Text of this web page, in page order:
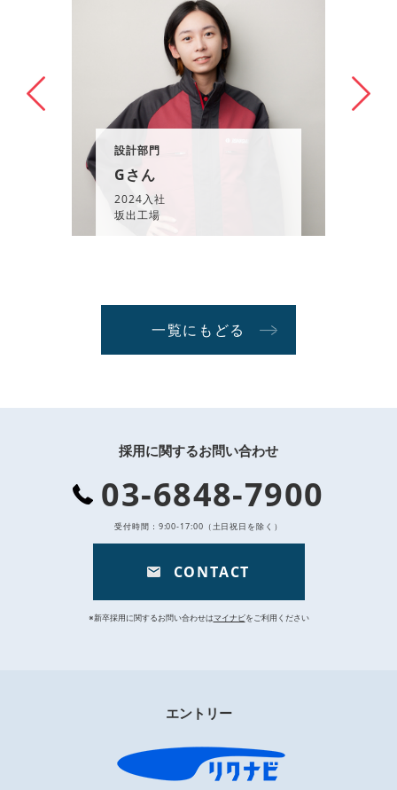
設計部門
Gさん
2024入社
坂出工場
一覧にもどる
採用に関するお問い合わせ
03-6848-7900
受付時間：9:00-17:00（土日祝日を除く）
CONTACT
※新卒採用に関するお問い合わせはマイナビをご利用ください
エントリー